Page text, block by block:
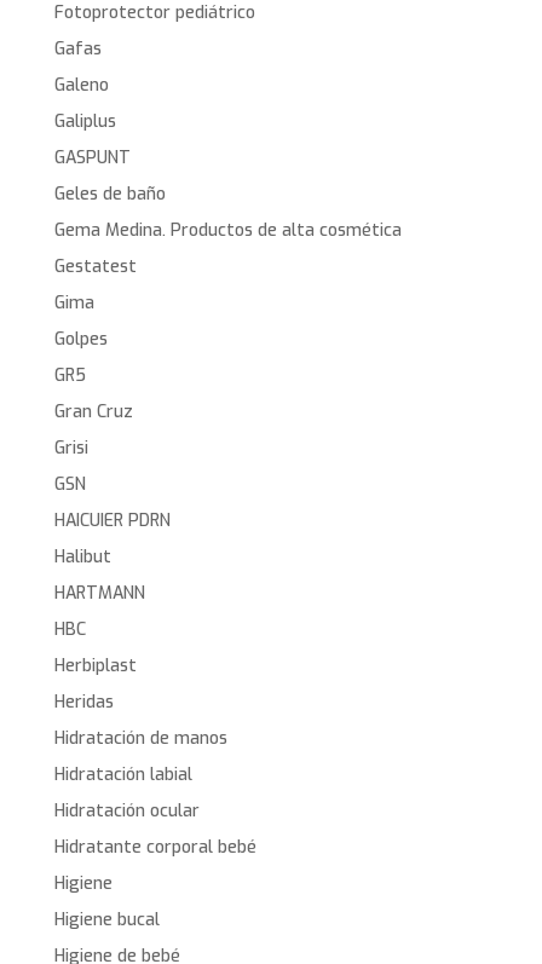
Fotoprotector pediátrico
Gafas
Galeno
Galiplus
GASPUNT
Geles de baño
Gema Medina. Productos de alta cosmética
Gestatest
Gima
Golpes
GR5
Gran Cruz
Grisi
GSN
HAICUIER PDRN
Halibut
HARTMANN
HBC
Herbiplast
Heridas
Hidratación de manos
Hidratación labial
Hidratación ocular
Hidratante corporal bebé
Higiene
Higiene bucal
Higiene de bebé